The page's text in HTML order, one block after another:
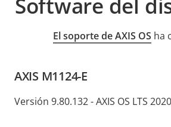
El soporte de AXIS OS ha
AXIS M1124-E
Versión 9.80.132 - AXIS OS LTS 2020